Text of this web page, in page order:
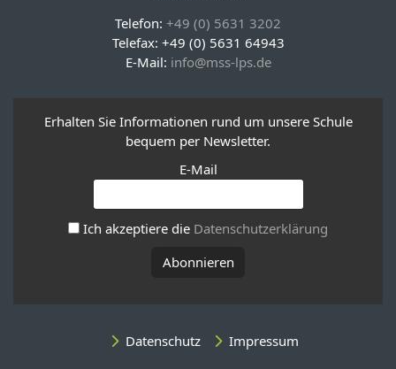
Telefon: +49 (0) 5631 3202
Telefax: +49 (0) 5631 64943
E-Mail: info@mss-lps.de
Erhalten Sie Informationen rund um unsere Schule
bequem per Newsletter.
E-Mail
Ich akzeptiere die Datenschutzerklärung
Datenschutz Impressum